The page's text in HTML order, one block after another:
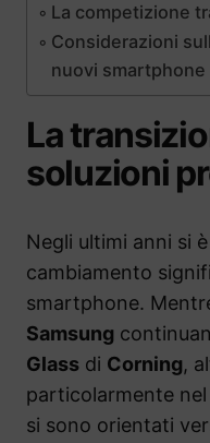
La competizione
Considerazioni
nuovi smartphone
La
soluzioni
Negli ultimi anni si
cambiamento
smartphone.
Samsung
Glass di Corning,
particolarmente
si sono orientati